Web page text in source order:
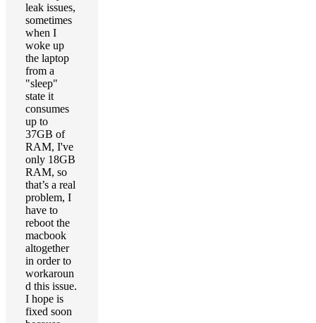
leak issues,
sometimes
when I
woke up
the laptop
from a
"sleep"
state it
consumes
up to
37GB of
RAM, I've
only 18GB
RAM, so
that’s a real
problem, I
have to
reboot the
macbook
altogether
in order to
workaroun
d this issue.
I hope is
fixed soon